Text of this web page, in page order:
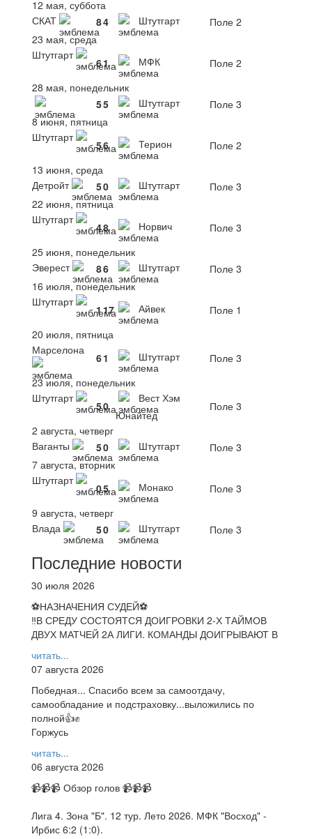
12 мая, суббота
СКАТ
84 Штутгарт
Поле 2
23 мая, среда
Штутгарт
61 МФК
Поле 2
28 мая, понедельник
55 Штутгарт
Поле 3
8 июня, пятница
Штутгарт
56 Терион
Поле 2
13 июня, среда
Детройт
50 Штутгарт
Поле 3
22 июня, пятница
Штутгарт
48 Норвич
Поле 3
25 июня, понедельник
Эверест
86 Штутгарт
Поле 3
16 июля, понедельник
Штутгарт
117 Айвек
Поле 1
20 июля, пятница
Марселона
61 Штутгарт
Поле 3
23 июля, понедельник
Штутгарт
50
Вест Хэм
Юнайтед
Поле 3
2 августа, четверг
Ваганты
50 Штутгарт
Поле 3
7 августа, вторник
Штутгарт
05 Монако
Поле 3
9 августа, четверг
Влада
50 Штутгарт Поле 3
Последние новости
30 июля 2026
⚽НАЗНАЧЕНИЯ СУДЕЙ⚽
‼В СРЕДУ СОСТОЯТСЯ ДОИГРОВКИ 2-Х ТАЙМОВ
ДВУХ МАТЧЕЙ 2А ЛИГИ. КОМАНДЫ ДОИГРЫВАЮТ В
читать...
07 августа 2026
Победная... Спасибо всем за самоотдачу,
самообладание и подстраховку...выложились по
полной👍✊
Горжусь
читать...
06 августа 2026
📹📹📹 Обзор голов 📹📹📹
Лига 4. Зона "Б". 12 тур. Лето 2026. МФК "Восход" -
Ирбис 6:2 (1:0).